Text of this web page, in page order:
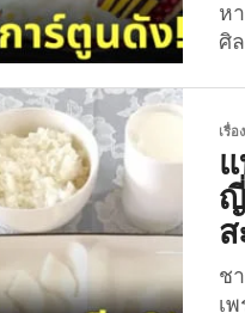
ห
ศิ
ข้
ม
ป
เ
เ
เ
เรื่อ
ช
เ